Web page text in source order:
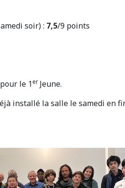
soir) : 7,5/9 points
le 1er Jeune.
installé la salle le samedi en